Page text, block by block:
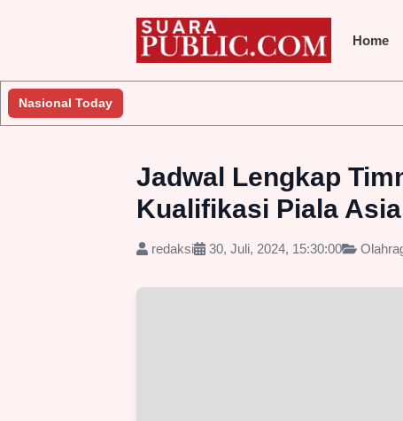
Home
Nasional Today
Lakukan Penyelidikan
Jadwal Lengkap
Kualifikasi Piala
redaksi 30, Juli, 2024, 15:30:00